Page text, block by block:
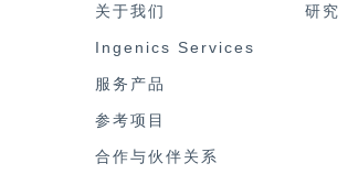
关于我们
Ingenics Services
服务产品
参考项目
合作与伙伴关系
研究